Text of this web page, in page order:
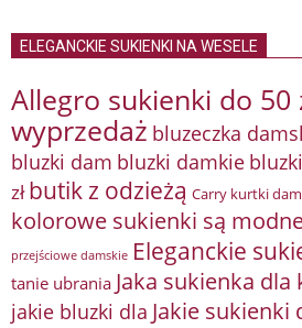
ELEGANCKIE SUKIENKI NA WESELE
Allegro sukienki do 50
wyprzedaż bluzeczka
bluzki dam bluzki damkie
zł butik z odzieżą Carry kurtki
kolorowe sukienki są
przejściowe damskie Eleganckie
tanie ubrania Jaka sukienka dla
jakie bluzki dla Jakie sukienki